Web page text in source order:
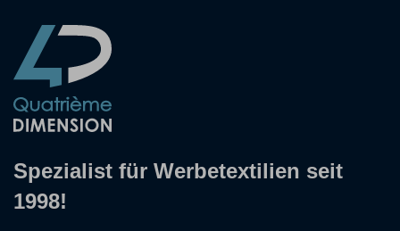
Spezialist für Werbetextilien seit
1998!